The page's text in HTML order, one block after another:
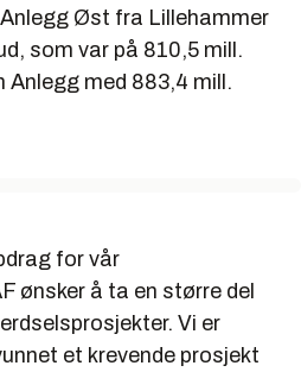
Anlegg Øst fra Lillehammer
som var på 810,5 mill.
Anlegg med 883,4 mill.
for vår
ønsker å ta en større del
Vi er
et krevende prosjekt